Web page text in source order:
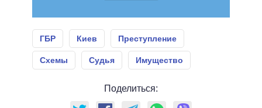
ГБР Киев Преступление
Схемы Судья Имущество
Поделиться: